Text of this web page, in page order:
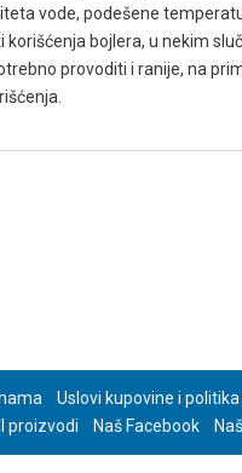
vode, podešene
korišćenja bojlera, u nekim
provoditi i ranije, na
Uslovi kupovine i
proizvodi
Naš Facebook